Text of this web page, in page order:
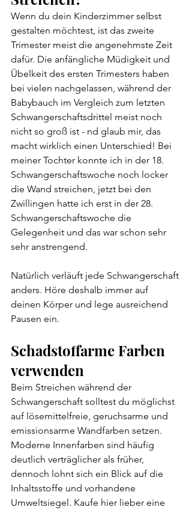
Wenn du dein Kinderzimmer selbst
gestalten möchtest, ist das zweite
Trimester meist die angenehmste Zeit
dafür. Die anfängliche Müdigkeit und
Übelkeit des ersten Trimesters haben
bei vielen nachgelassen, während der
Babybauch im Vergleich zum letzten
Schwangerschaftsdrittel meist noch
nicht so groß ist - nd glaub mir, das
macht wirklich einen Unterschied! Bei
meiner Tochter konnte ich in der 18.
Schwangerschaftswoche noch locker
die Wand streichen, jetzt bei den
Zwillingen hatte ich erst in der 28.
Schwangerschaftswoche die
Gelegenheit und das war schon sehr
sehr anstrengend.
Natürlich verläuft jede Schwangerschaft
anders. Höre deshalb immer auf
deinen Körper und lege ausreichend
Pausen ein.
Schadstoffarme Farben
verwenden
Beim Streichen während der
Schwangerschaft solltest du möglichst
auf lösemittelfreie, geruchsarme und
emissionsarme Wandfarben setzen.
Moderne Innenfarben sind häufig
deutlich verträglicher als früher,
dennoch lohnt sich ein Blick auf die
Inhaltsstoffe und vorhandene
Umweltsiegel. Kaufe hier lieber eine